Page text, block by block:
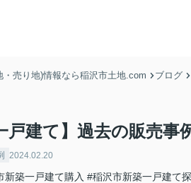
売り地)情報なら稲沢市土地.com ブログ
戸建て】過去の販売事
2024.02.20
新築一戸建て購入 #稲沢市新築一戸建て